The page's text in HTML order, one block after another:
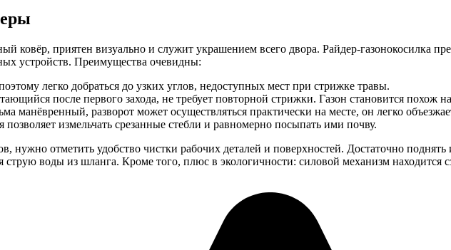
приятен визуально и служит украшением всего двора. Райдер-газонокосилка
устройств. Преимущества очевидны:
легко добраться до узких углов, недоступных мест при стрижке травы.
после первого захода, не требует повторной стрижки. Газон становится похож
манёвренный, разворот может осуществляться практически на месте, он легко
измельчать срезанные стебли и равномерно посыпать ими почву.
нужно отметить удобство чистки рабочих деталей и поверхностей. Достаточно
струю воды из шланга. Кроме того, плюс в экологичности: силовой механизм находится